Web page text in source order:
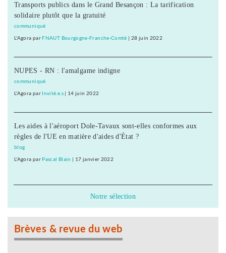
Transports publics dans le Grand Besançon : La tarification
solidaire plutôt que la gratuité
communiqué
L'Agora parFNAUT Bourgogne-Franche-Comté | 28 juin 2022
NUPES - RN : l'amalgame indigne
communiqué
L'Agora par Invité.e.s| 14 juin 2022
Les aides à l'aéroport Dole-Tavaux sont-elles conformes aux
règles de l'UE en matière d'aides d'État ?
blog
L'Agora par Pascal Blain | 17 janvier 2022
Notre sélection
Brèves & revue du web